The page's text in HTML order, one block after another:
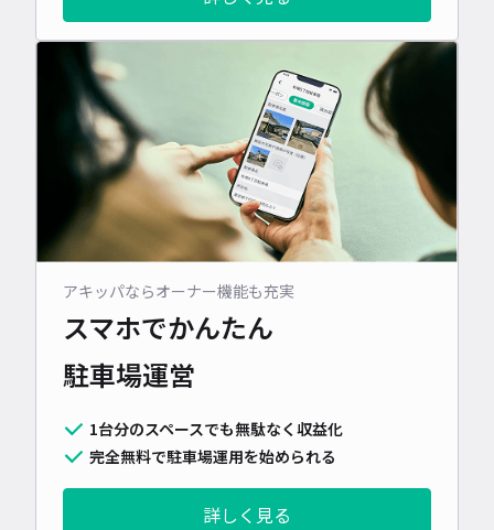
アキッパならオーナー機能も充実
スマホでかんたん
駐車場運営
1台分のスペースでも無駄なく収益化
完全無料で駐車場運用を始められる
詳しく見る